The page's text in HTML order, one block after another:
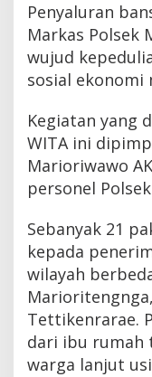
Penyaluran
Markas Polsek
wujud
sosial ekonomi
Kegiatan yang
WITA ini
Marioriwawo
personel
Sebanyak 21
kepada
wilayah
Tettikenrarae.
dari ibu rumah
warga lanjut